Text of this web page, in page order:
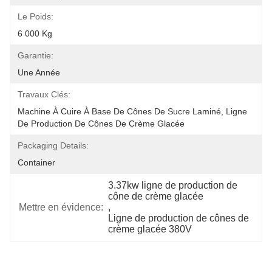
Le Poids:
6 000 Kg
Garantie:
Une Année
Travaux Clés:
Machine À Cuire À Base De Cônes De Sucre Laminé, Ligne
De Production De Cônes De Crème Glacée
Packaging Details:
Container
Mettre en évidence:
3.37kw ligne de production de
cône de crème glacée
,
Ligne de production de cônes de
crème glacée 380V